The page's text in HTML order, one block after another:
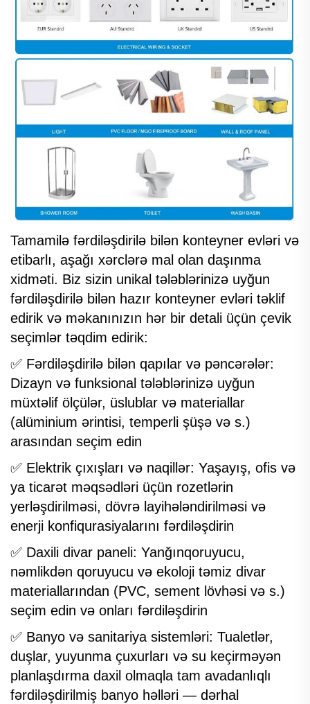
Tamamilə fərdiləşdirilə bilən konteyner evləri və
etibarlı, aşağı xərclərə mal olan daşınma
xidməti. Biz sizin unikal tələblərinizə uyğun
fərdiləşdirilə bilən hazır konteyner evləri təklif
edirik və məkanınızın hər bir detali üçün çevik
seçimlər təqdim edirik:
✅ Fərdiləşdirilə bilən qapılar və pəncərələr:
Dizayn və funksional tələblərinizə uyğun
müxtəlif ölçülər, üslublar və materiallar
(alüminium ərintisi, temperli şüşə və s.)
arasından seçim edin
✅ Elektrik çıxışları və naqillər: Yaşayış, ofis və
ya ticarət məqsədləri üçün rozetlərin
yerləşdirilməsi, dövrə layihələndirilməsi və
enerji konfiqurasiyalarını fərdiləşdirin
✅ Daxili divar paneli: Yanğınqoruyucu,
nəmlikdən qoruyucu və ekoloji təmiz divar
materiallarından (PVC, sement lövhəsi və s.)
seçim edin və onları fərdiləşdirin
✅ Banyo və sanitariya sistemləri: Tualetlər,
duşlar, yuyunma çuxurları və su keçirməyən
planlaşdırma daxil olmaqla tam avadanlıqlı
fərdiləşdirilmiş banyo həlləri — dərhal